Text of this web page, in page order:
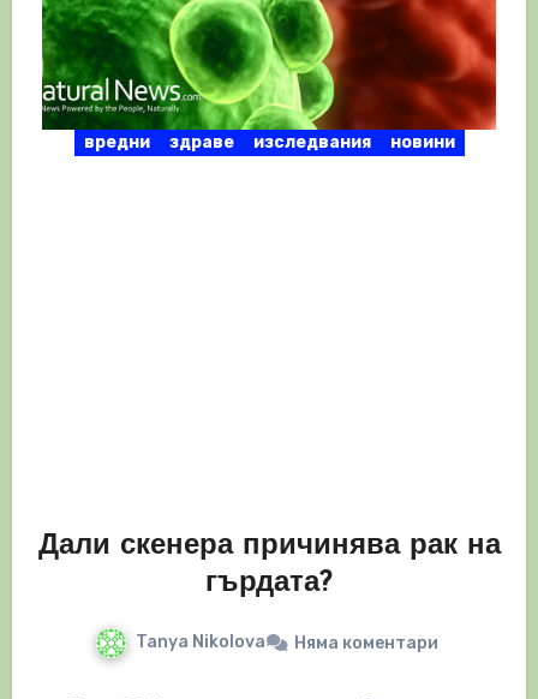
вредни здраве изследвания новини
Дали скенера причинява рак на
гърдата?
Tanya Nikolova Няма коментари